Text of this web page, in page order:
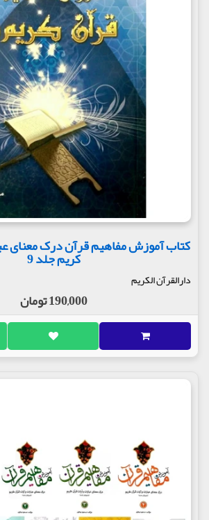
کتاب آموزش مفاهیم قرآن درک معنای
کریم جلد 9
دارالقرآن الکریم
190,000 تومان